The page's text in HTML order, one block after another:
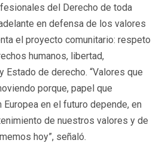
del Derecho de toda
en defensa de los valores
el proyecto comunitario: respeto
humanos, libertad,
Estado de derecho. “Valores que
porque, papel que
Europea en el futuro depende, en
de nuestros valores y de
hoy”, señaló.